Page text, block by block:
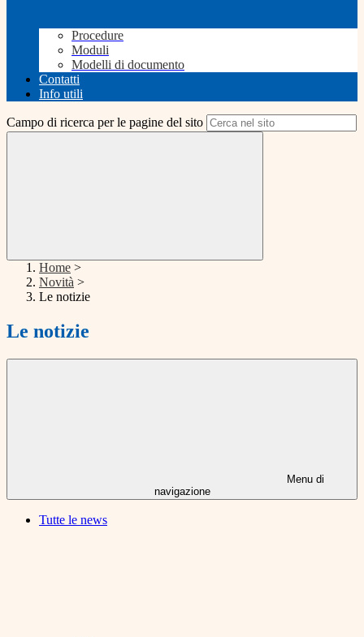
Procedure
Moduli
Modelli di documento
Contatti
Info utili
Campo di ricerca per le pagine del sito
Home >
Novità >
Le notizie
Le notizie
Menu di
navigazione
Tutte le news